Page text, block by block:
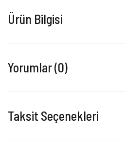
Ürün Bilgisi
Yorumlar (0)
Taksit Seçenekleri